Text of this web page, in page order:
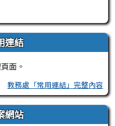
連結
面。
教務處「常用連結」完整內容
網站